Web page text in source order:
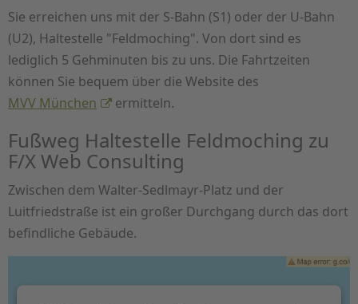
Sie erreichen uns mit der S-Bahn (S1) oder der U-Bahn
(U2), Haltestelle "Feldmoching". Von dort sind es
lediglich 5 Gehminuten bis zu uns. Die Fahrtzeiten
können Sie bequem über die Website des
MVV München
ermitteln.
Fußweg Haltestelle Feldmoching zu
F/X Web Consulting
Zwischen dem Walter-Sedlmayr-Platz und der
Luitfriedstraße ist ein großer Durchgang durch das dort
befindliche Gebäude.